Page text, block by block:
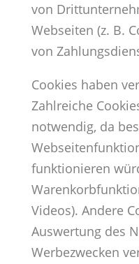
von
Webseiten (z. B.
von
Cookies haben
Zahlreiche
notwendig, da
funktionieren
Videos). Andere
Auswertung des
Werbezwecken